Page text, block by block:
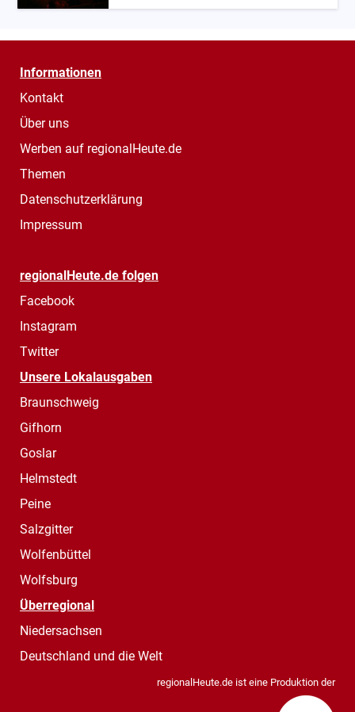
Informationen
Kontakt
Über uns
Werben auf regionalHeute.de
Themen
Datenschutzerklärung
Impressum
regionalHeute.de folgen
Facebook
Instagram
Twitter
Unsere Lokalausgaben
Braunschweig
Gifhorn
Goslar
Helmstedt
Peine
Salzgitter
Wolfenbüttel
Wolfsburg
Überregional
Niedersachsen
Deutschland und die Welt
regionalHeute.de ist eine Produktion der